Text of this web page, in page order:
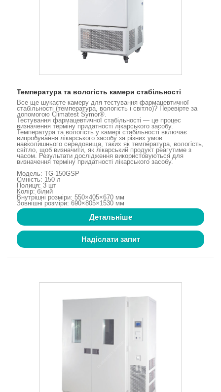
Температура та вологість камери стабільності
Все ще шукаєте камеру для тестування фармацевтичної
стабільності (температура, вологість і світло)? Перевірте за
допомогою Climatest Symor®.
Тестування фармацевтичної стабільності — це процес
визначення терміну придатності лікарського засобу.
Температура та вологість у камері стабільності включає
випробування лікарського засобу за різних умов
навколишнього середовища, таких як температура, вологість,
світло, щоб визначити, як лікарський продукт реагутиме з
часом. Результати дослідження використовуються для
визначення терміну придатності лікарського засобу.
Модель: TG-150GSP
Ємність: 150 л
Полиця: 3 шт
Колір: білий
Внутрішні розміри: 550×405×670 мм
Зовнішні розміри: 690×805×1530 мм
Детальніше
Надіслати запит